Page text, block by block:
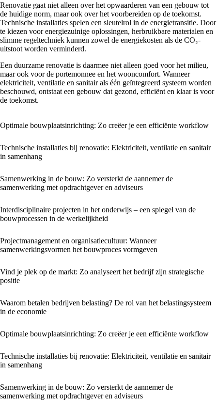
Renovatie gaat niet alleen over het opwaarderen van een gebouw tot
de huidige norm, maar ook over het voorbereiden op de toekomst.
Technische installaties spelen een sleutelrol in de energietransitie. Door
te kiezen voor energiezuinige oplossingen, herbruikbare materialen en
slimme regeltechniek kunnen zowel de energiekosten als de CO₂-
uitstoot worden verminderd.
Een duurzame renovatie is daarmee niet alleen goed voor het milieu,
maar ook voor de portemonnee en het wooncomfort. Wanneer
elektriciteit, ventilatie en sanitair als één geïntegreerd systeem worden
beschouwd, ontstaat een gebouw dat gezond, efficiënt en klaar is voor
de toekomst.
Optimale bouwplaatsinrichting: Zo creëer je een efficiënte workflow
Technische installaties bij renovatie: Elektriciteit, ventilatie en sanitair
in samenhang
Samenwerking in de bouw: Zo versterkt de aannemer de
samenwerking met opdrachtgever en adviseurs
Interdisciplinaire projecten in het onderwijs – een spiegel van de
bouwprocessen in de werkelijkheid
Projectmanagement en organisatiecultuur: Wanneer
samenwerkingsvormen het bouwproces vormgeven
Vind je plek op de markt: Zo analyseert het bedrijf zijn strategische
positie
Waarom betalen bedrijven belasting? De rol van het belastingsysteem
in de economie
Optimale bouwplaatsinrichting: Zo creëer je een efficiënte workflow
Technische installaties bij renovatie: Elektriciteit, ventilatie en sanitair
in samenhang
Samenwerking in de bouw: Zo versterkt de aannemer de
samenwerking met opdrachtgever en adviseurs